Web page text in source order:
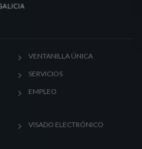
VENTANILLA ÚNICA
SERVICIOS
EMPLEO
VISADO ELECTRÓNICO